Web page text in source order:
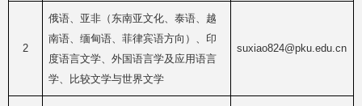
2
俄语、亚非（东南亚文化、泰语、越
南语、缅甸语、菲律宾语方向）、印
度语言文学、外国语言学及应用语言
学、比较文学与世界文学
suxiao824@pku.edu.cn